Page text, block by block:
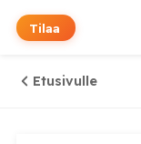
Tilaa
Etusivulle